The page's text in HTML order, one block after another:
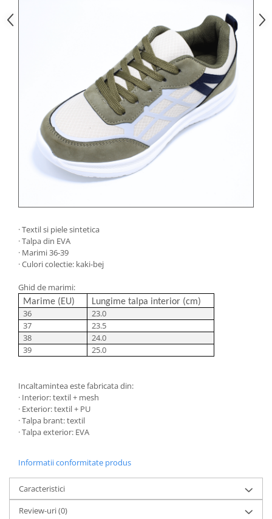
· Textil si piele sintetica
· Talpa din EVA
· Marimi 36-39
· Culori colectie: kaki-bej
Ghid de marimi:
Marime (EU) Lungime talpa interior (cm)
36
23.0
37
23.5
38
24.0
39
25.0
Incaltamintea este fabricata din:
· Interior: textil + mesh
· Exterior: textil + PU
· Talpa brant: textil
· Talpa exterior: EVA
Informatii conformitate produs
Caracteristici
Review-uri(0)